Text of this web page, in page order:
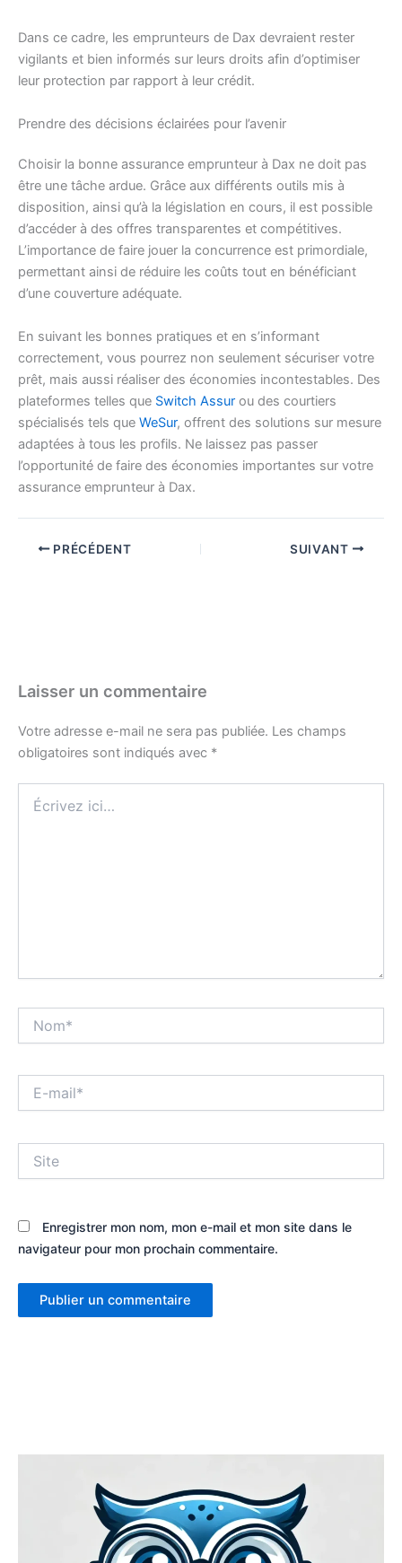
Dans ce cadre, les emprunteurs de Dax devraient rester
vigilants et bien informés sur leurs droits afin d’optimiser
leur protection par rapport à leur crédit.
Prendre des décisions éclairées pour l’avenir
Choisir la bonne assurance emprunteur à Dax ne doit pas
être une tâche ardue. Grâce aux différents outils mis à
disposition, ainsi qu’à la législation en cours, il est possible
d’accéder à des offres transparentes et compétitives.
L’importance de faire jouer la concurrence est primordiale,
permettant ainsi de réduire les coûts tout en bénéficiant
d’une couverture adéquate.
En suivant les bonnes pratiques et en s’informant
correctement, vous pourrez non seulement sécuriser votre
prêt, mais aussi réaliser des économies incontestables. Des
plateformes telles que Switch Assur ou des courtiers
spécialisés tels que WeSur, offrent des solutions sur mesure
adaptées à tous les profils. Ne laissez pas passer
l’opportunité de faire des économies importantes sur votre
assurance emprunteur à Dax.
PRÉCÉDENT SUIVANT
Laisser un commentaire
Votre adresse e-mail ne sera pas publiée. Les champs
obligatoires sont indiqués avec *
ici…
mail*
Enregistrer mon nom, mon e-mail et mon site dans le
navigateur pour mon prochain commentaire.